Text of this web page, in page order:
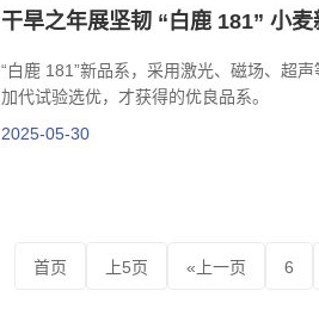
干旱之年展坚韧 “白鹿 181” 小
“白鹿 181”新品系，采用激光、磁场、超
加代试验选优，才获得的优良品系。
2025-05-30
首页 上5页 «上一页 6